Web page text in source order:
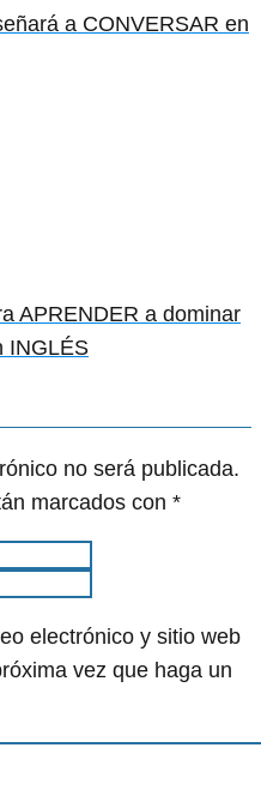
a CONVERSAR en
APRENDER a dominar
INGLÉS
no será publicada.
marcados con *
electrónico y sitio web
vez que haga un